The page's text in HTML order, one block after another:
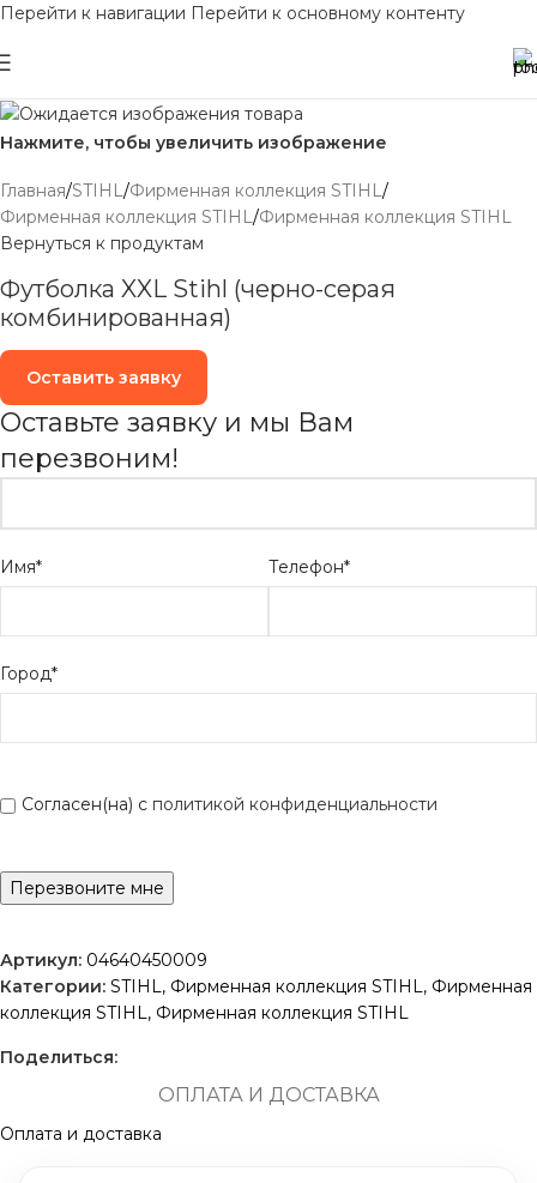
Перейти к навигации Перейти к основному контенту
Нажмите, чтобы увеличить изображение
Главная/STIHL/Фирменная коллекция STIHL/
Фирменная коллекция STIHL/Фирменная коллекция STIHL
Вернуться к продуктам
Футболка XXL Stihl (черно-серая
комбинированная)
Оставить заявку
Оставьте заявку и мы Вам
перезвоним!
Имя* Телефон*
Город*
Согласен(на) с политикой конфиденциальности
Артикул: 04640450009
Категории: STIHL, Фирменная коллекция STIHL, Фирменная
коллекция STIHL, Фирменная коллекция STIHL
Поделиться:
ОПЛАТА И ДОСТАВКА
Оплата и доставка